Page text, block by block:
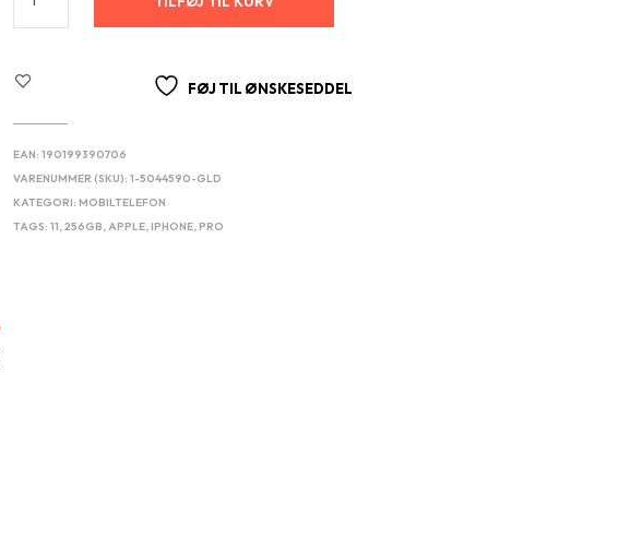
FØJ TIL ØNSKESEDDEL
EAN:190199390706
VARENUMMER (SKU):1-5044590-GLD
KATEGORI:MOBILTELEFON
TAGS:11,256GB,APPLE,IPHONE,PRO